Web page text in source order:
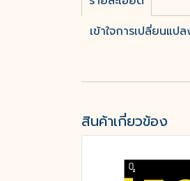
เข้าใจการเปลี่ยนแป
สินค้าเกี่ยวข้อง